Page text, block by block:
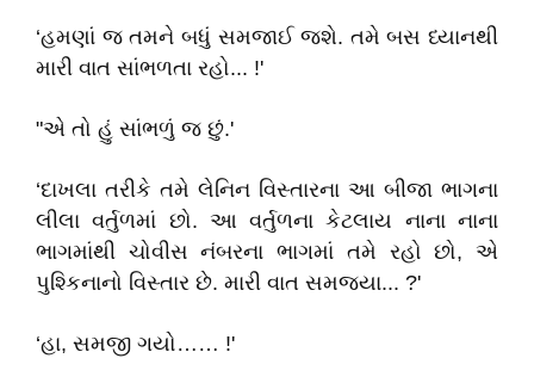
‘હમણાં જ તમને બધું સમજાઈ જશે. તમે બસ ધ્યાનથી
મારી વાત સાંભળતા રહો... !'
"એ તો હું સાંભળું જ છું.'
‘દાખલા તરીકે તમે લેનિન વિસ્તારના આ બીજા ભાગના
લીલા વર્તુળમાં છો. આ વર્તુળના કેટલાય નાના નાના
ભાગમાંથી ચોવીસ નંબરના ભાગમાં તમે રહો છો, એ
પુશ્કિનાનો વિસ્તાર છે. મારી વાત સમજ્યા... ?'
‘હા, સમજી ગયો…… !'